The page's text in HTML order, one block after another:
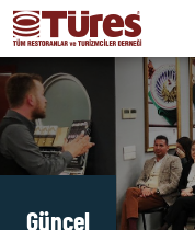
Güncel